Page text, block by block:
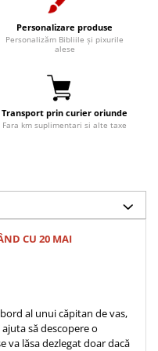
Personalizare produse
Personalizăm Bibliile și pixurile
alese
Transport prin curier oriunde
Fara km suplimentari si alte taxe
CU 20 MAI
al unui căpitan de vas,
să descopere o
va lăsa dezlegat doar dacă